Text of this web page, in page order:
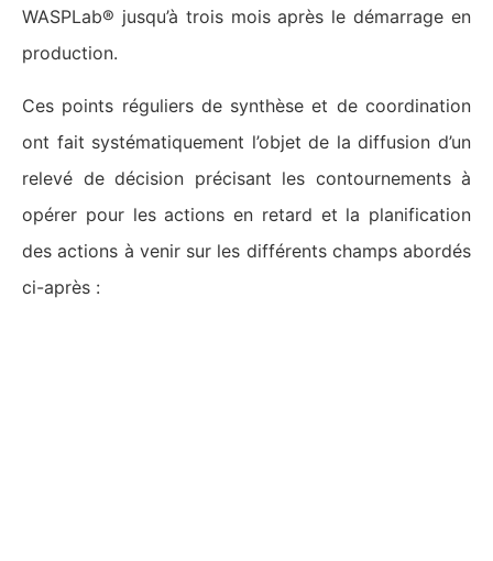
WASPLab® jusqu’à trois mois après le démarrage en
production.
Ces points réguliers de synthèse et de coordination
ont fait systématiquement l’objet de la diffusion d’un
relevé de décision précisant les contournements à
opérer pour les actions en retard et la planification
des actions à venir sur les différents champs abordés
ci-après :